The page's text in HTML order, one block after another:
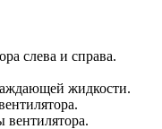
слева и справа.
жидкости.
вентилятора.